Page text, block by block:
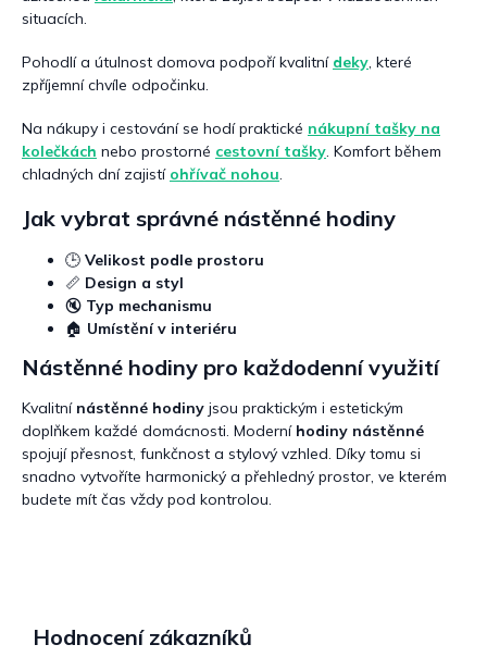
situacích.
Pohodlí a útulnost domova podpoří kvalitní deky, které
zpříjemní chvíle odpočinku.
Na nákupy i cestování se hodí praktické nákupní tašky na
kolečkách nebo prostorné cestovní tašky. Komfort během
chladných dní zajistí ohřívač nohou.
Jak vybrat správné nástěnné hodiny
🕒 Velikost podle prostoru
📏 Design a styl
🔇 Typ mechanismu
🏠 Umístění v interiéru
Nástěnné hodiny pro každodenní využití
Kvalitní nástěnné hodiny jsou praktickým i estetickým
doplňkem každé domácnosti. Moderní hodiny nástěnné
spojují přesnost, funkčnost a stylový vzhled. Díky tomu si
snadno vytvoříte harmonický a přehledný prostor, ve kterém
budete mít čas vždy pod kontrolou.
Hodnocení zákazníků